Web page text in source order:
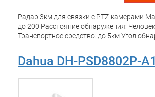
Радар 3км для связки с PTZ-камерами
до 200 Расстояние обнаружения:
Транспортное средство: до 5км Угол
модуляции ФАР Частота сканирования 1
частота C-диапазон IP66
Dahua DH-PSD8802P-